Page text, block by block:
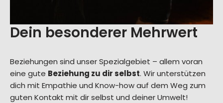
Dein besonderer Mehrwert
Beziehungen sind unser Spezialgebiet – allem voran
eine gute Beziehung zu dir selbst. Wir unterstützen
dich mit Empathie und Know-how auf dem Weg zum
guten Kontakt mit dir selbst und deiner Umwelt!